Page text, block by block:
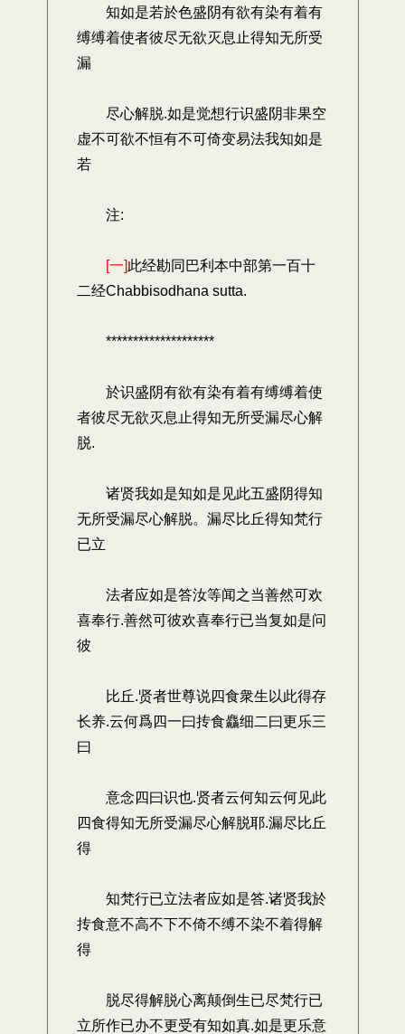
知如是若於色盛阴有欲有染有着有
缚缚着使者彼尽无欲灭息止得知无所受
漏
尽心解脱.如是觉想行识盛阴非果空
虚不可欲不恒有不可倚变易法我知如是
若
注:
[一]此经勘同巴利本中部第一百十
二经Chabbisodhana sutta.
********************
於识盛阴有欲有染有着有缚缚着使
者彼尽无欲灭息止得知无所受漏尽心解
脱.
诸贤我如是知如是见此五盛阴得知
无所受漏尽心解脱。漏尽比丘得知梵行
已立
法者应如是答汝等闻之当善然可欢
喜奉行.善然可彼欢喜奉行已当复如是问
彼
比丘.贤者世尊说四食衆生以此得存
长养.云何爲四一曰抟食麤细二曰更乐三
曰
意念四曰识也.贤者云何知云何见此
四食得知无所受漏尽心解脱耶.漏尽比丘
得
知梵行已立法者应如是答.诸贤我於
抟食意不高不下不倚不缚不染不着得解
得
脱尽得解脱心离颠倒生已尽梵行已
立所作已办不更受有知如真.如是更乐意